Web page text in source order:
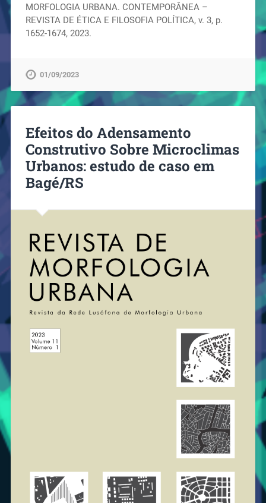
MORFOLOGIA URBANA. CONTEMPORÂNEA –
REVISTA DE ÉTICA E FILOSOFIA POLÍTICA, v. 3, p.
1652-1674, 2023.
01/09/2023
Efeitos do Adensamento
Construtivo Sobre Microclimas
Urbanos: estudo de caso em
Bagé/RS